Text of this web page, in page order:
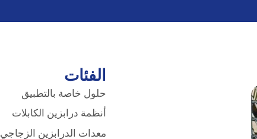
الفئات
حلول خاصة بالتطبيق
أنظمة درابزين الكابلات
معدات الدرابزين الزجاجي